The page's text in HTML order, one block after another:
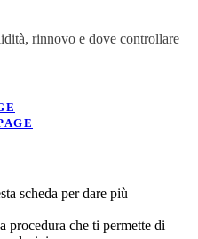
rinnovo e dove controllare
scheda per dare più
procedura che ti permette di